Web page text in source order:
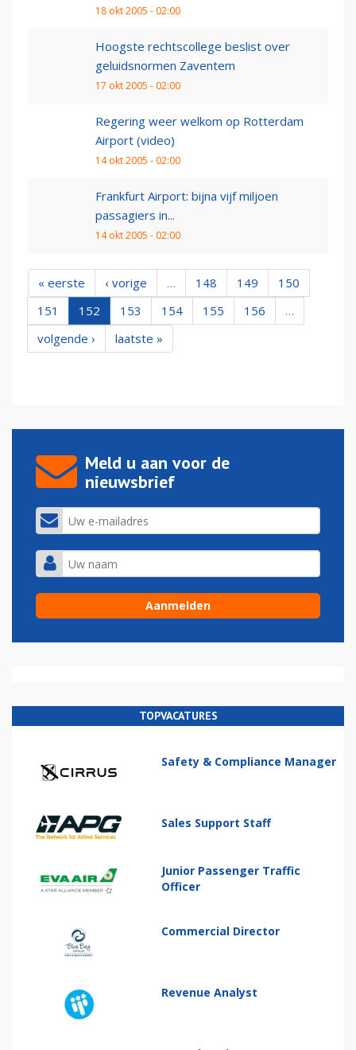
18 okt 2005 - 02:00
Hoogste rechtscollege beslist over
geluidsnormen Zaventem
17 okt 2005 - 02:00
Regering weer welkom op Rotterdam
Airport (video)
14 okt 2005 - 02:00
Frankfurt Airport: bijna vijf miljoen
passagiers in...
14 okt 2005 - 02:00
« eerste ‹ vorige … 148 149
150
151
152 153 154 155 156
…
volgende ›
laatste »
Meld u aan voor de
nieuwsbrief
TOPVACATURES
Safety & Compliance Manager
Sales Support Staff
Junior Passenger Traffic
Officer
Commercial Director
Revenue Analyst